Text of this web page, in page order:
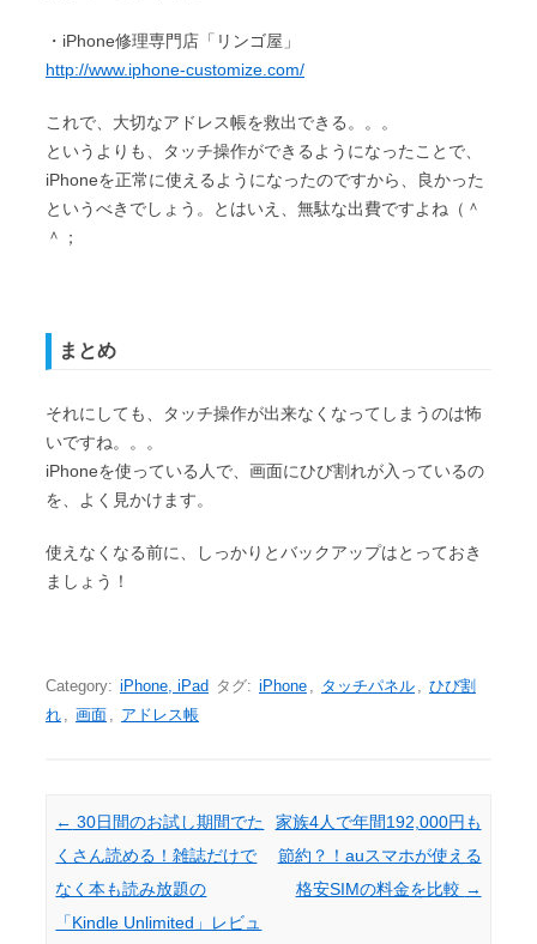
・iPhone修理専門店「リンゴ屋」
http://www.iphone-customize.com/
これで、大切なアドレス帳を救出できる。。。
というよりも、タッチ操作ができるようになったことで、
iPhoneを正常に使えるようになったのですから、良かった
というべきでしょう。とはいえ、無駄な出費ですよね（＾
＾；
まとめ
それにしても、タッチ操作が出来なくなってしまうのは怖
いですね。。。
iPhoneを使っている人で、画面にひび割れが入っているの
を、よく見かけます。
使えなくなる前に、しっかりとバックアップはとっておき
ましょう！
Category: iPhone, iPad タグ: iPhone , タッチパネル , ひび割
れ , 画面 , アドレス帳
Post navigation
← 30日間のお試し期間でた
くさん読める！雑誌だけで
なく本も読み放題の
「Kindle Unlimited」レビュ
家族4人で年間192,000円も
節約？！auスマホが使える
格安SIMの料金を比較 →